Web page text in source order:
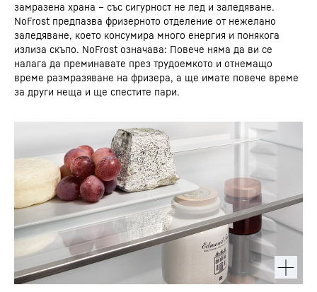
замразена храна – със сигурност не лед и заледяване.
NoFrost предпазва фризерното отделение от нежелано
заледяване, което консумира много енергия и понякога
излиза скъпо. NoFrost означава: Повече няма да ви се
налага да преминавате през трудоемкото и отнемащо
време размразяване на фризера, а ще имате повече време
за други неща и ще спестите пари.